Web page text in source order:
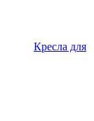
Кресла для